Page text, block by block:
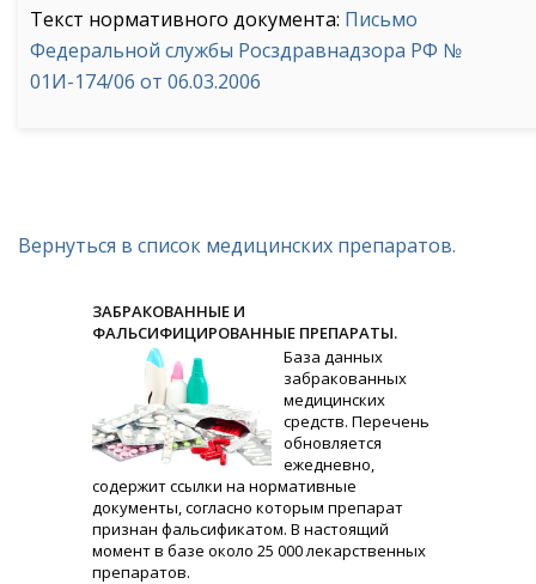
Текст нормативного документа: Письмо
Федеральной службы Росздравнадзора РФ №
01И-174/06 от 06.03.2006
Вернуться в список медицинских препаратов.
ЗАБРАКОВАННЫЕ И
ФАЛЬСИФИЦИРОВАННЫЕ ПРЕПАРАТЫ.
База данных
забракованных
медицинских
средств. Перечень
обновляется
ежедневно,
содержит ссылки на нормативные
документы, согласно которым препарат
признан фальсификатом. В настоящий
момент в базе около 25 000 лекарственных
препаратов.